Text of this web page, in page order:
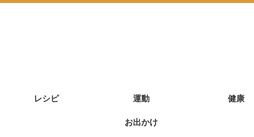
レシピ 運動 健康
お出かけ